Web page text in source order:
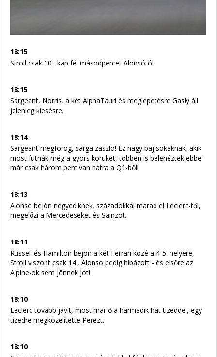
18:15
Stroll csak 10., kap fél másodpercet Alonsótól.
18:15
Sargeant, Norris, a két AlphaTauri és meglepetésre Gasly áll
jelenleg kiesésre.
18:14
Sargeant megforog, sárga zászló! Ez nagy baj sokaknak, akik
most futnák még a gyors körüket, többen is belenéztek ebbe -
már csak három perc van hátra a Q1-ből!
18:13
Alonso bejön negyediknek, századokkal marad el Leclerc-től,
megelőzi a Mercedeseket és Sainzot.
18:11
Russell és Hamilton bejön a két Ferrari közé a 4-5. helyere,
Stroll viszont csak 14., Alonso pedig hibázott - és elsőre az
Alpine-ok sem jönnek jót!
18:10
Leclerc tovább javít, most már ő a harmadik hat tizeddel, egy
tizedre megközelítette Perezt.
18:10